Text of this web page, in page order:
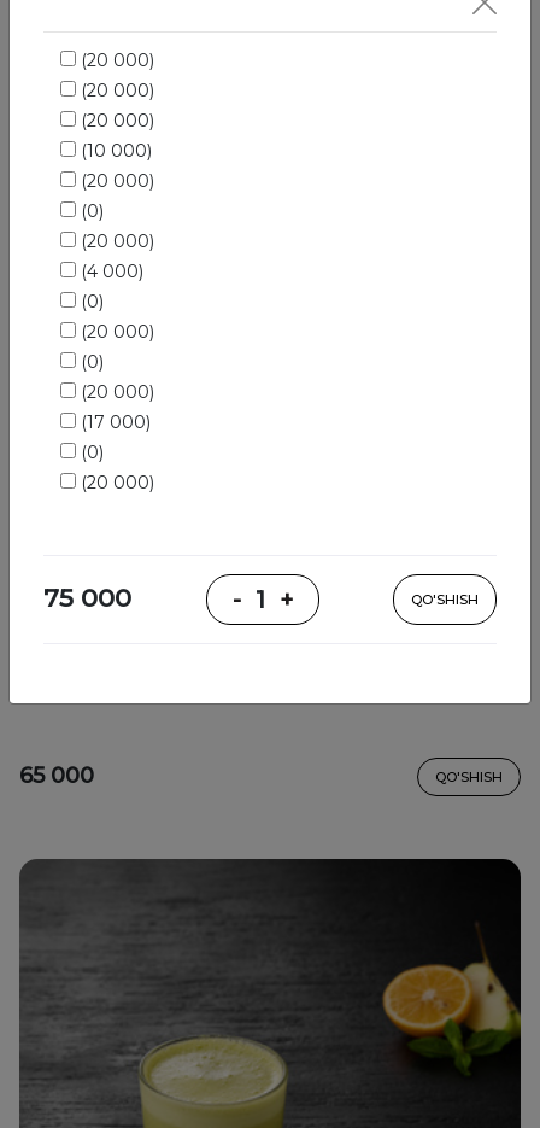
Salqin Ichimliklar
65 000 QO'SHISH
(20 000)
(20 000)
(20 000)
(10 000)
(20 000)
(0)
(20 000)
(4 000)
(0)
(20 000)
(0)
(20 000)
(17 000)
(0)
(20 000)
75 000 - 1 + QO'SHISH